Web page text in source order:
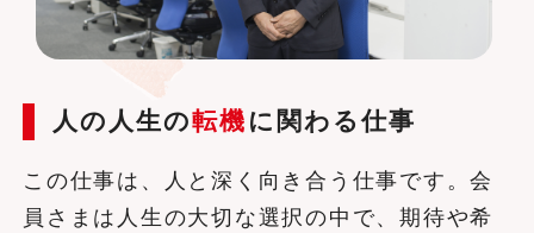
人の人生の転機 に関わる仕事
この仕事は、人と深く向き合う仕事です。会
員さまは人生の大切な選択の中で、期待や希